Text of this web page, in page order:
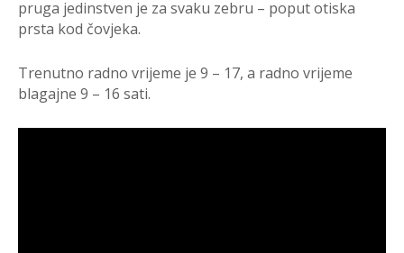
pruga jedinstven je za svaku zebru – poput otiska
prsta kod čovjeka.
Trenutno radno vrijeme je 9 – 17, a radno vrijeme
blagajne 9 – 16 sati.